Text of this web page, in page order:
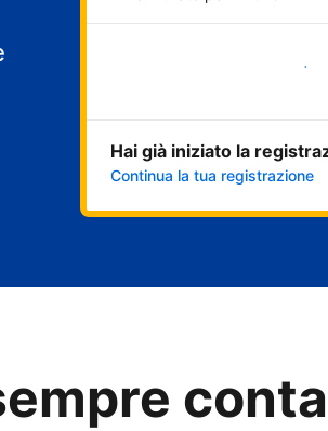
Inizia ora
Hai già iniziato la
Continua la tua registrazione